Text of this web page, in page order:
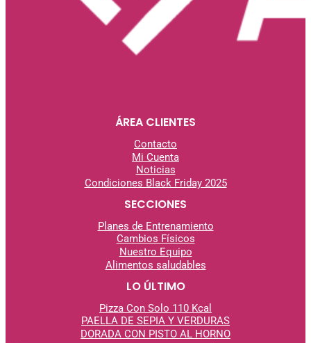
ÁREA CLIENTES
Contacto
Mi Cuenta
Noticias
Condiciones Black Friday 2025
SECCIONES
Planes de Entrenamiento
Cambios Físicos
Nuestro Equipo
Alimentos saludables
LO ÚLTIMO
Pizza Con Solo 110 Kcal
PAELLA DE SEPIA Y VERDURAS
DORADA CON PISTO AL HORNO